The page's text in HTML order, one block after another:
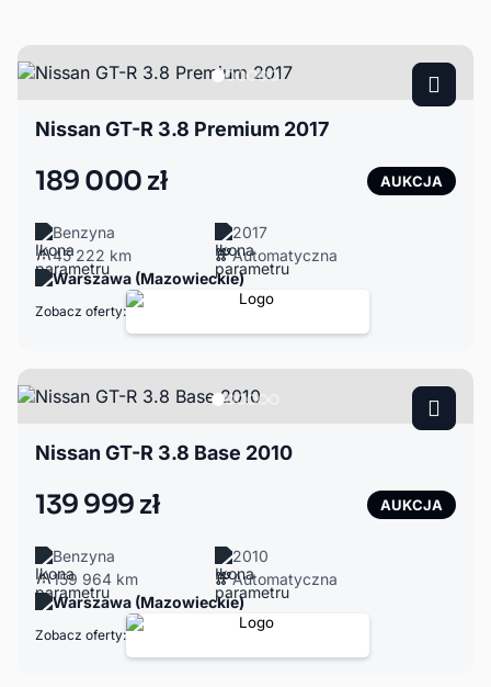
Nissan GT-R 3.8 Premium 2017
189 000 zł AUKCJA
Benzyna
2017
45 222 km
Automatyczna
Warszawa (Mazowieckie)
Zobacz oferty:
Nissan GT-R 3.8 Base 2010
139 999 zł AUKCJA
Benzyna
2010
159 964 km
Automatyczna
Warszawa (Mazowieckie)
Zobacz oferty: